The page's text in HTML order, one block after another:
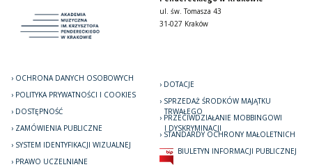
ul. św. Tomasza 43
31-027 Kraków
OCHRONA DANYCH OSOBOWYCH
POLITYKA PRYWATNOŚCI I COOKIES
DOSTĘPNOŚĆ
ZAMÓWIENIA PUBLICZNE
SYSTEM IDENTYFIKACJI WIZUALNEJ
PRAWO UCZELNIANE
DOTACJE
SPRZEDAŻ ŚRODKÓW MAJĄTKU
TRWAŁEGO
PRZECIWDZIAŁANIE MOBBINGOWI
I DYSKRYMINACJI
STANDARDY OCHRONY MAŁOLETNICH
BIULETYN INFORMACJI PUBLICZNEJ